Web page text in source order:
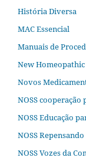
História Diversa
MAC Essencial
Manuais de
New
Novos
NOSS cooperação
NOSS Educação
NOSS
NOSS Vozes da